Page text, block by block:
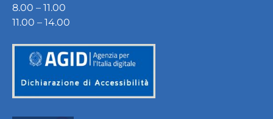
8.00 – 11.00
11.00 – 14.00